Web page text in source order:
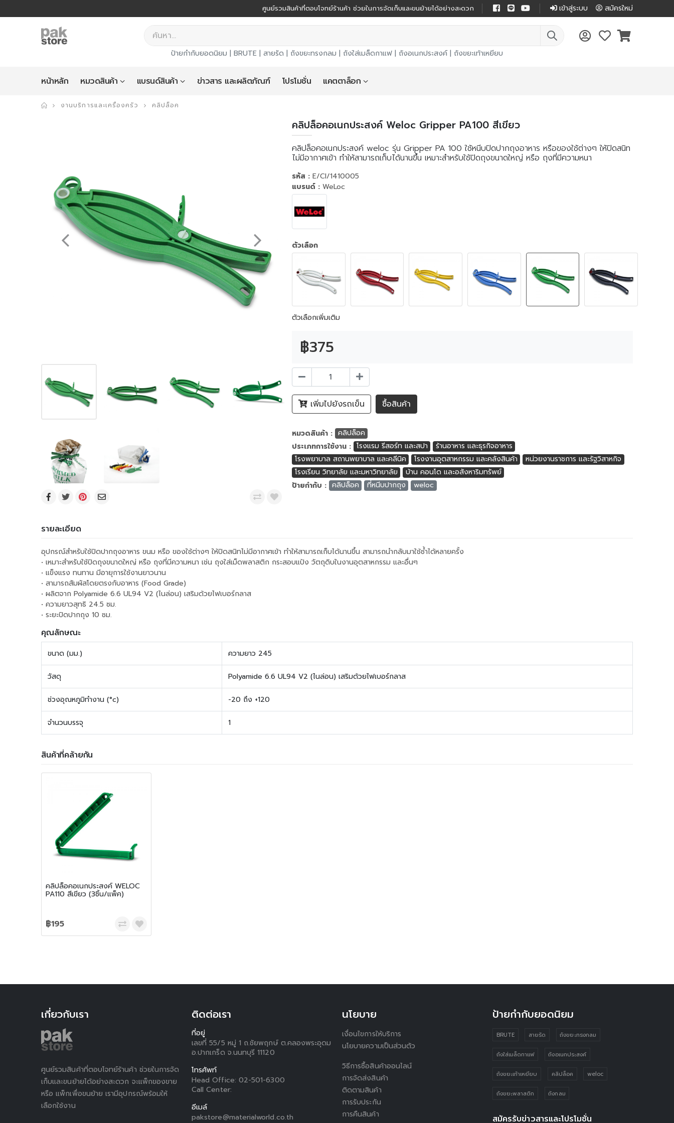
ศูนย์รวมสินค้าที่ตอบโจทย์ร้านค้า ช่วยในการจัดเก็บและขนย้ายได้อย่างสะดวก เข้าสู่ระบบ สมัครใหม่
ป้ายกำกับยอดนิยม | BRUTE | สายรัด | ถังขยะทรงกลม | ถังใส่เมล็ดกาแฟ| ถังอเนกประสงค์| ถังขยะเท้าเหยียบ
หน้าหลัก หมวดสินค้า แบรนด์สินค้า ข่าวสาร และผลิตภัณฑ์ โปรโมชั่น แคตตาล็อก
งานบริการและเครื่องครัว คลิปล็อค
คลิปล็อคอเนกประสงค์ Weloc Gripper PA100 สีเขียว
คลิปล็อคอเนกประสงค์ weloc รุ่น Gripper PA 100 ใช้หนีบปิดปากถุงอาหาร หรือของใช้ต่างๆ ให้ปิดสนิท
ไม่มีอากาศเข้า ทำให้สามารถเก็บได้นานขึ้น เหมาะสำหรับใช้ปิดถุงขนาดใหญ่ หรือ ถุงที่มีความหนา
รหัส : E/CI/1410005
แบรนด์ : WeLoc
ตัวเลือก
ตัวเลือกเพิ่มเติม
฿375
เพิ่มไปยังรถเข็น ซื้อสินค้า
หมวดสินค้า : คลิปล็อค
ประเภทการใช้งาน : โรงแรม รีสอร์ท และสปา
ร้านอาหาร และธุรกิจอาหาร
โรงพยาบาล สถานพยาบาล และคลีนิค
โรงงานอุตสาหกรรม และคลังสินค้า
หน่วยงานราชการ และรัฐวิสาหกิจ
โรงเรียน วิทยาลัย และมหาวิทยาลัย
บ้าน คอนโด และอสังหาริมทรัพย์
ป้ายกำกับ : คลิปล็อค ที่หนีบปากถุง weloc
รายละเอียด
อุปกรณ์สำหรับใช้ปิดปากถุงอาหาร ขนม หรือ ของใช้ต่างๆ ให้ปิดสนิทไม่มีอากาศเข้า ทำให้สามารถเก็บได้นานขึ้น สามารถนำกลับมาใช้ซ้ำได้หลายครั้ง
• เหมาะสำหรับใช้ปิดถุงขนาดใหญ่ หรือ ถุงที่มีความหนา เช่น ถุงใส่เม็ดพลาสติก กระสอบแป้ง วัตถุดิบในงานอุตสาหกรรม และอื่นๆ
• แข็งแรง ทนทาน มีอายุการใช้งานยาวนาน
• สามารถสัมผัสโดยตรงกับอาหาร (Food Grade)
• ผลิตจาก Polyamide 6.6 UL94 V2 (ไนล่อน) เสริมด้วยไฟเบอร์กลาส
• ความยาวสุทธิ 24.5 ซม.
• ระยะปิดปากถุง 10 ซม.
คุณลักษณะ
ขนาด (มม.) ความยาว 245
วัสดุ Polyamide 6.6 UL94 V2 (ไนล่อน) เสริมด้วยไฟเบอร์กลาส
ช่วงอุณหภูมิทำงาน (°c) -20 ถึง +120
จำนวนบรรจุ 1
สินค้าที่คล้ายกัน
คลิปล็อคอเนกประสงค์ WELOC
PA110 สีเขียว (3ชิ้น/แพ็ค)
฿195
เกี่ยวกับเรา
ศูนย์รวมสินค้าที่ตอบโจทย์ร้านค้า ช่วยในการจัด
เก็บและขนย้ายได้อย่างสะดวก จะแพ็กของขาย
หรือ แพ็กเพื่อขนย้าย เรามีอุปกรณ์พร้อมให้
เลือกใช้งาน
ติดต่อเรา
ที่อยู่
เลขที่ 55/5 หมู่ 1 ถ.ชัยพฤกษ์ ต.คลองพระอุดม
อ.ปากเกร็ด จ.นนทบุรี 11120
โทรศัพท์
Head Office: 02-501-6300
Call Center:
อีเมล์
pakstore@materialworld.co.th
นโยบาย
เงื่อนไขการให้บริการ
นโยบายความเป็นส่วนตัว
วิธีการซื้อสินค้าออนไลน์
การจัดส่งสินค้า
ติดตามสินค้า
การรับประกัน
การคืนสินค้า
ป้ายกำกับยอดนิยม
BRUTE สายรัด ถังขยะทรงกลม
ถังใส่เมล็ดกาแฟ ถังอเนกประสงค์
ถังขยะเท้าเหยียบ คลิปล็อค weloc
ถังขยะพลาสติก ถังกลม
สมัครรับข่าวสารและโปรโมชั่น